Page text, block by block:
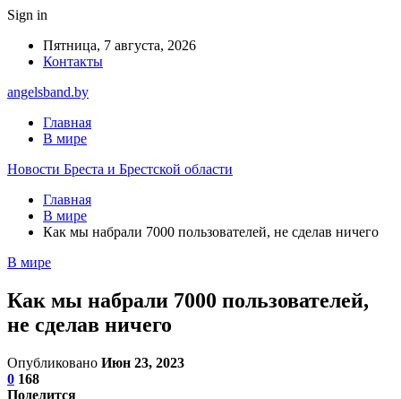
Sign in
Пятница, 7 августа, 2026
Контакты
angelsband.by
Главная
В мире
Новости Бреста и Брестской области
Главная
В мире
Как мы набрали 7000 пользователей, не сделав ничего
В мире
Как мы набрали 7000 пользователей,
не сделав ничего
Опубликовано Июн 23, 2023
0 168
Поделится